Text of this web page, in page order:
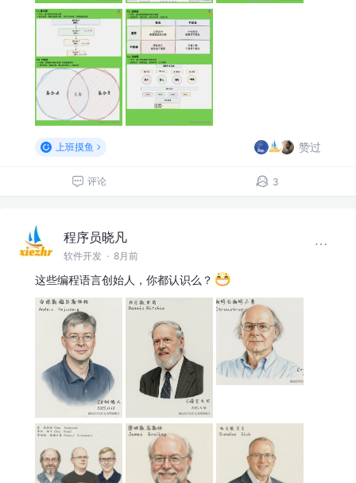
上班摸鱼 赞过
评论 3
程序员晓凡
软件开发 · 8月前
这些编程语言创始人，你都认识么？